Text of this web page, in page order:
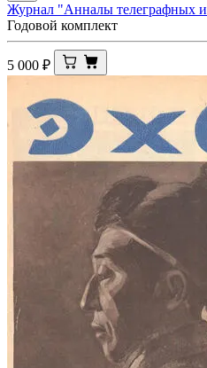
Журнал "Анналы телеграфных
Годовой комплект
5 000 ₽